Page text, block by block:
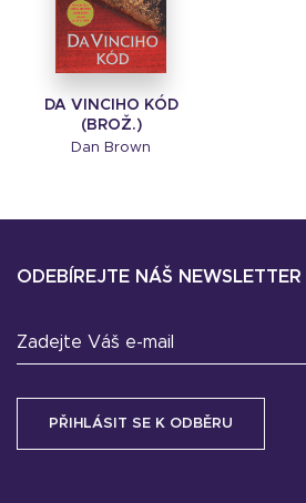
DA VINCIHO KÓD
(BROŽ.)
Dan Brown
ODEBÍREJTE NÁŠ NEWSLETTER
Zadejte Váš e-mail